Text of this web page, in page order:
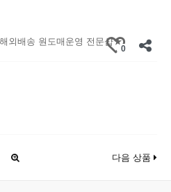
외배송 원도매운영 전문샵★
0
다음 상품